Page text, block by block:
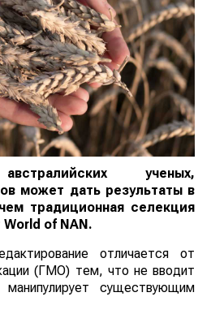
ученых,
может дать результаты в
традиционная селекция
World of NAN.
отличается от
(ГМО) тем, что не вводит
существующим